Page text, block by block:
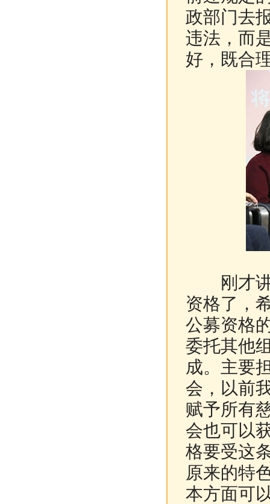
政部门去
违法，而
好，既合
刚才讲
资格了，
公募资格
委托其他
成。主要
会，以前
赋予所有
会也可以
格要受这
原来的特
本方面可